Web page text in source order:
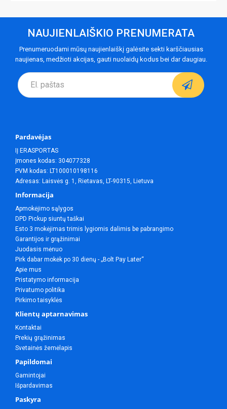
NAUJIENLAIŠKIO PRENUMERATA
Prenumeruodami mūsų naujienlaiškį galėsite sekti karščiausias
naujienas, medžioti akcijas, gauti nuolaidų kodus bei dar daugiau.
Pardavėjas
IĮ ERASPORTAS
Įmones kodas: 304077328
PVM kodas: LT100010198116
Adresas: Laisvės g. 1, Rietavas, LT-90315, Lietuva
Informacija
Apmokėjimo sąlygos
DPD Pickup siuntų taškai
Esto 3 mokėjimas trimis lygiomis dalimis be pabrangimo
Garantijos ir grąžinimai
Juodasis mėnuo
Pirk dabar mokėk po 30 dienų - „Bolt Pay Later“
Apie mus
Pristatymo informacija
Privatumo politika
Pirkimo taisyklės
Klientų aptarnavimas
Kontaktai
Prekių grąžinimas
Svetainės žemėlapis
Papildomai
Gamintojai
Išpardavimas
Paskyra